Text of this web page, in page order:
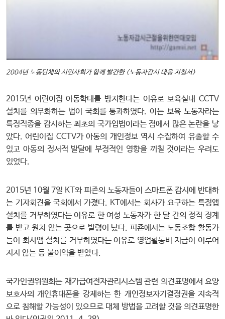
2004년 노동단체와 시민사회가 함께 발간한 <노동자감시 대응 지침서>
2015년 어린이집 아동학대를 방지한다는 이유로 보육실내 CCTV
설치를 의무화하는 법이 국회를 통과하였다. 이는 보육 노동자라는
특정직종을 감시하는 최초의 국가입법이라는 점에서 많은 논란을 낳
았다. 어린이집 CCTV가 아동의 개인정보 역시 수집하여 유출할 수
있고 아동의 정서적 발달에 부정적인 영향을 끼칠 것이라는 우려도
있었다.
2015년 10월 7일 KT와 피죤의 노동자들이 스마트폰 감시에 반대하
는 기자회견을 국회에서 가졌다. KT에서는 회사가 요구하는 특정앱
설치를 거부하였다는 이유로 한 여성 노동자가 한 달 간의 정직 징계
를 받고 원치 않는 곳으로 발령이 났다. 피죤에서는 노동조합 활동가
들이 회사앱 설치를 거부하였다는 이유로 영업활동비 지급이 이루어
지지 않는 등 불이익을 받았다.
국가인권위원회는 재가급여전자관리시스템 관련 의견표명에서 요양
보호사의 개인휴대폰을 강제하는 한 개인정보자기결정권을 지속적
으로 침해할 가능성이 있으므로 대체 방법을 고려할 것을 의견표명한